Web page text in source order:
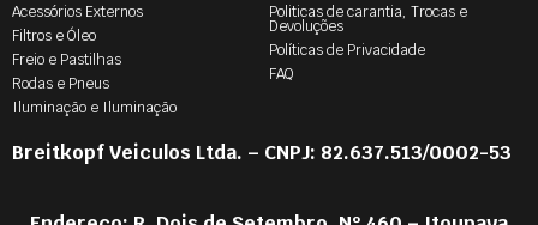
Acessórios Externos
Filtros e Óleo
Freio e Pastilhas
Rodas e Pneus
Iluminação e Iluminação
Politicas de carantia, Trocas e
Devoluções
Políticas de Privacidade
FAQ
Breitkopf Veiculos Ltda. – CNPJ: 82.637.513/0002-53